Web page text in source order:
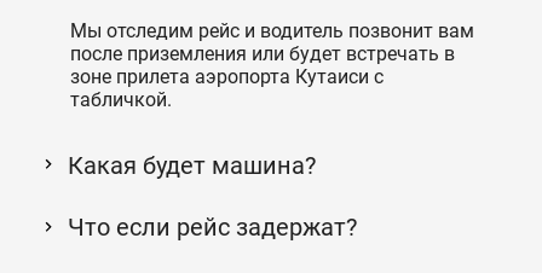
Мы отследим рейс и водитель позвонит вам
после приземления или будет встречать в
зоне прилета аэропорта Кутаиси с
табличкой.
Какая будет машина?
Что если рейс задержат?